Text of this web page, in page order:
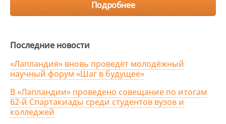
Подробнее
Последние новости
«Лапландия» вновь проведёт молодёжный
научный форум «Шаг в будущее»
В «Лапландии» проведено совещание по итогам
62-й Спартакиады среди студентов вузов и
колледжей